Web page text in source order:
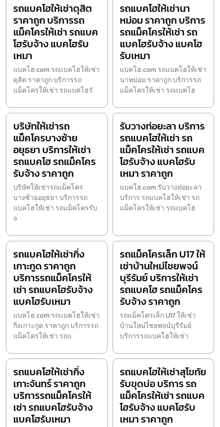
รถแบคโฮให้เช่าดุสิต
ราคาถูก บริการรถ
แม็คโครให้เช่า รถแบค
โฮรับจ้าง แบคโฮรับ
เหมา
แบคโฮ.com รถแบคโฮให้เช่า
ดุสิต ราคาถูก บริการรถ
แม็คโครให้เช่า รถแบคโฮรั
รถแบคโฮให้เช่านา
หม่อม ราคาถูก บริการ
รถแม็คโครให้เช่า รถ
แบคโฮรับจ้าง แบคโฮ
รับเหมา
แบคโฮ.com รถแบคโฮให้เช่า
นาหม่อม ราคาถูก บริการรถ
แม็คโครให้เช่า รถแบคโฮ
บริษัทให้เช่ารถ
แม็คโครบางซ้าย
อยุธยา บริการให้เช่า
รถแบคโฮ รถแม็คโคร
รับจ้าง ราคาถูก
บริษัทให้เช่ารถแม็คโคร
บางซ้ายอยุธยา บริการรถ
แบคโฮให้เช่า รถแม็คโครรับ
จ
รับวางท่อยะลา บริการ
รถแบคโฮให้เช่า รถ
แม็คโครให้เช่า รถแบค
โฮรับจ้าง แบคโฮรับ
เหมา ราคาถูก
แบคโฮ.com รับวางท่อยะลา
บริการ รถแบคโฮให้เช่า รถ
แม็คโครให้เช่า รถแบคโฮ
รถแบคโฮให้เช่ากิ่ง
เกาะกูด ราคาถูก
บริการรถแม็คโครให้
เช่า รถแบคโฮรับจ้าง
แบคโฮรับเหมา
แบคโฮ.com รถแบคโฮให้เช่า
กิ่งเกาะกูด ราคาถูก บริการรถ
แม็คโครให้เช่า รถแ
รถแม็คโครเล็ก U17 ให้
เช่าบ้านใหม่ไชยพจน์
บุรีรัมย์ บริการให้เช่า
รถแบคโฮ รถแม็คโคร
รับจ้าง ราคาถูก
รถแม็คโครเล็ก U17 ให้เช่า
บ้านใหม่ไชยพจน์บุรีรัมย์
บริการรถแบคโฮให้เช่า
รถแบคโฮให้เช่ากิ่ง
เกาะจันทร์ ราคาถูก
บริการรถแม็คโครให้
เช่า รถแบคโฮรับจ้าง
แบคโฮรับเหมา
รถแบคโฮให้เช่าสุโขทัย
รับขุดบ่อ บริการ รถ
แม็คโครให้เช่า รถแบค
โฮรับจ้าง แบคโฮรับ
เหมา ราคาถูก